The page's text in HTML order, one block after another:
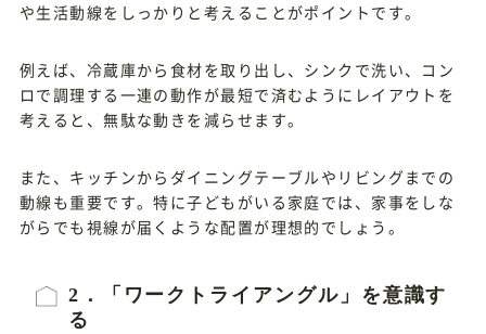
や生活動線をしっかりと考えることがポイントです。
例えば、冷蔵庫から食材を取り出し、シンクで洗い、コン
ロで調理する一連の動作が最短で済むようにレイアウトを
考えると、無駄な動きを減らせます。
また、キッチンからダイニングテーブルやリビングまでの
動線も重要です。特に子どもがいる家庭では、家事をしな
がらでも視線が届くような配置が理想的でしょう。
2．「ワークトライアングル」を意識す
る